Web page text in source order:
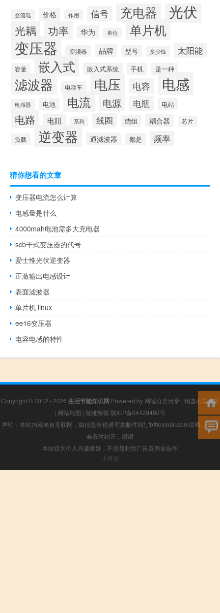
交流电 价格 作用 信号 充电器 光伏
光耦 功率 华为 单位 单片机
变压器 变频器 品牌 型号 多少钱 太阳能
容量 嵌入式 嵌入式系统 手机 是一种
滤波器 电动车 电压 电容 电感
电感器 电池 电流 电源 电瓶 电站
电路 电阻 系列 线圈 绕组 耦合器 芯片
负载 逆变器 通滤波器 都是 频率
猜你想看的文章
变压器电流怎么计算
电感量是什么
4000mah电池需多大充电器
scb干式变压器的代号
爱士惟光伏逆变器
正激输出电感设计
表面滤波器
单片机 linux
ee16变压器
电容电感的特性
Copyright © 2012 - 2026 生活节能知识网 Powered by 网站分类目录 | 精选推荐文章
| 网站地图 | 疑难解答 陕ICP备04429492号
声明：本站内容来自互联网，如信息有错误可发邮件到f_fb#foxmail.com说明，我们
会及时纠正，谢谢
本站仅为个人兴趣爱好，不接盈利性广告及商业合作
小男孩